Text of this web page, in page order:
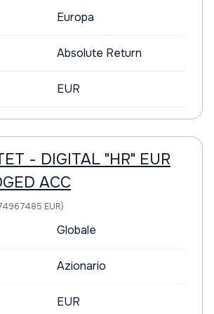
Europa
Absolute Return
EUR
- DIGITAL "HR" EUR
ACC
EUR)
Globale
Azionario
EUR